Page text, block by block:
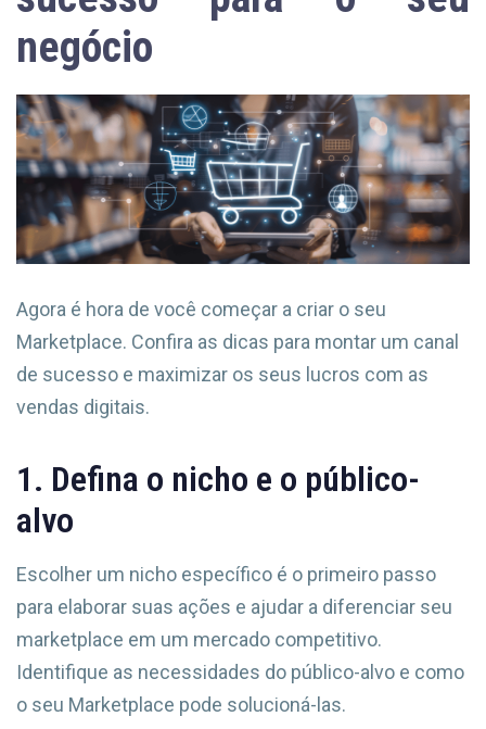
negócio
Agora é hora de você começar a criar o seu
Marketplace. Confira as dicas para montar um canal
de sucesso e maximizar os seus lucros com as
vendas digitais.
1. Defina o nicho e o público-
alvo
Escolher um nicho específico é o primeiro passo
para elaborar suas ações e ajudar a diferenciar seu
marketplace em um mercado competitivo.
Identifique as necessidades do público-alvo e como
o seu Marketplace pode solucioná-las.